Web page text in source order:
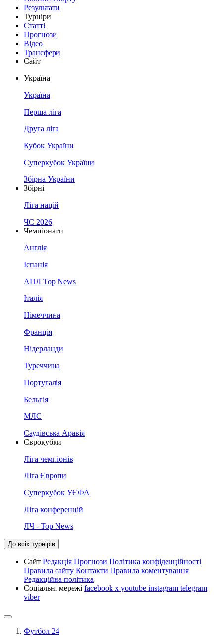
Результати
Турніри
Статті
Прогнози
Відео
Трансфери
Сайт
Україна
Україна
Перша ліга
Друга ліга
Кубок України
Суперкубок України
Збірна України
Збірні
Ліга націй
ЧС 2026
Чемпіонати
Англія
Іспанія
АПЛ Top News
Італія
Німеччина
Франція
Нідерланди
Туреччина
Португалія
Бельгія
МЛС
Саудівська Аравія
Єврокубки
Ліга чемпіонів
Ліга Європи
Суперкубок УЄФА
Ліга конференцій
ЛЧ - Top News
До всіх турнірів
Сайт Редакція Прогнози Політика конфіденційності
Правила сайту Контакти Правила коментування
Редакційна політика
Соціальні мережі facebook x youtube instagram telegram
viber
Футбол 24